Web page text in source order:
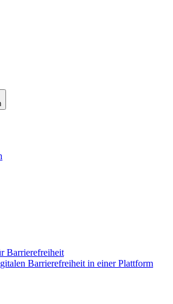
Barrierefreiheit
Barrierefreiheit in einer Plattform